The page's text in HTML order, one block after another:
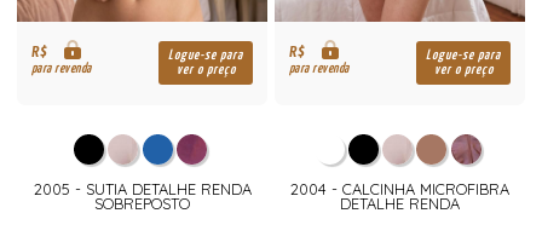
R$
para revenda
Logue-se para
ver o preço
2005 - SUTIA DETALHE RENDA
SOBREPOSTO
R$
para revenda
Logue-se para
ver o preço
2004 - CALCINHA MICROFIBRA
DETALHE RENDA